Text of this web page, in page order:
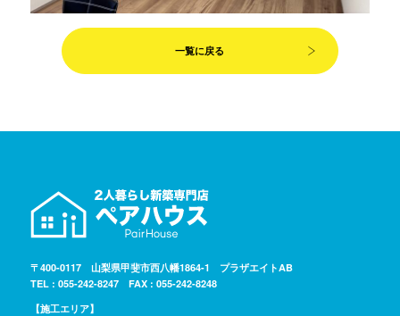
一覧に戻る
〒400-0117 山梨県甲斐市西八幡1864-1 プラザエイトAB
TEL : 055-242-8247 FAX : 055-242-8248
【施工エリア】